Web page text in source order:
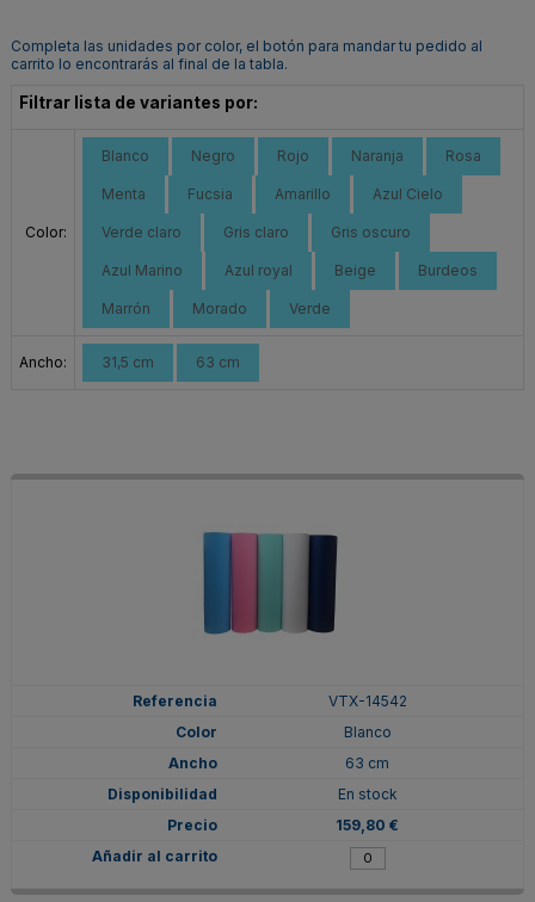
Completa las unidades por color, el botón para mandar tu pedido al
carrito lo encontrarás al final de la tabla.
Filtrar lista de variantes por:
Color:
Blanco Negro Rojo Naranja Rosa
Menta Fucsia Amarillo Azul Cielo
Verde claro Gris claro Gris oscuro
Azul Marino Azul royal Beige Burdeos
Marrón Morado Verde
Ancho: 31,5 cm 63 cm
VTX-14542
Blanco
63 cm
En stock
159,80 €